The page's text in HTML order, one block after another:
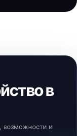
в
возможности и